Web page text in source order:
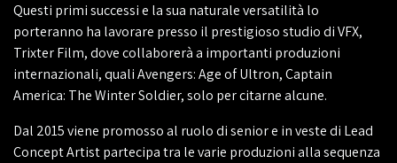
Questi primi successi e la sua naturale versatilità lo
porteranno ha lavorare presso il prestigioso studio di VFX,
Trixter Film, dove collaborerà a importanti produzioni
internazionali, quali Avengers: Age of Ultron, Captain
America: The Winter Soldier, solo per citarne alcune.
Dal 2015 viene promosso al ruolo di senior e in veste di Lead
Concept Artist partecipa tra le varie produzioni alla sequenza